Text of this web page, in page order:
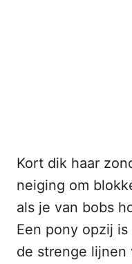
Kort dik haar
neiging om
als je van bobs
Een pony opzij
de strenge lijnen